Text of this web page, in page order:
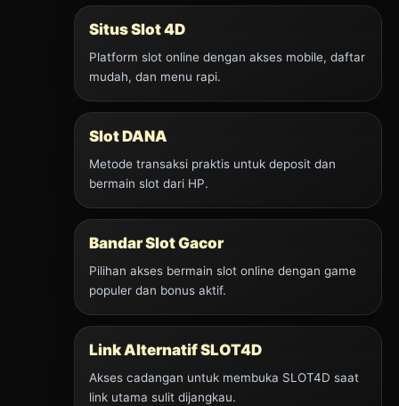
Situs Slot 4D
Platform slot online dengan akses mobile, daftar
mudah, dan menu rapi.
Slot DANA
Metode transaksi praktis untuk deposit dan
bermain slot dari HP.
Bandar Slot Gacor
Pilihan akses bermain slot online dengan game
populer dan bonus aktif.
Link Alternatif SLOT4D
Akses cadangan untuk membuka SLOT4D saat
link utama sulit dijangkau.